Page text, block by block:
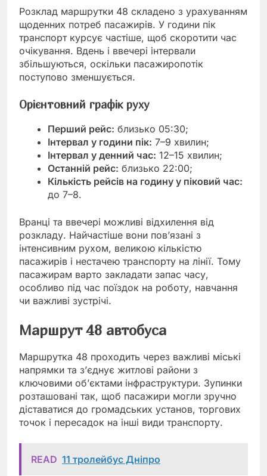
Розклад маршрутки 48 складено з урахуванням
щоденних потреб пасажирів. У години пік
транспорт курсує частіше, щоб скоротити час
очікування. Вдень і ввечері інтервали
збільшуються, оскільки пасажиропотік
поступово зменшується.
Орієнтовний графік руху
Перший рейс: близько 05:30;
Інтервал у години пік: 7–9 хвилин;
Інтервал у денний час: 12–15 хвилин;
Останній рейс: близько 22:00;
Кількість рейсів на годину у піковий час:
до 7–8.
Вранці та ввечері можливі відхилення від
розкладу. Найчастіше вони пов’язані з
інтенсивним рухом, великою кількістю
пасажирів і нестачею транспорту на лінії. Тому
пасажирам варто закладати запас часу,
особливо під час поїздок на роботу, навчання
чи важливі зустрічі.
Маршрут 48 автобуса
Маршрутка 48 проходить через важливі міські
напрямки та з’єднує житлові райони з
ключовими об’єктами інфраструктури. Зупинки
розташовані так, щоб пасажири могли зручно
діставатися до громадських установ, торгових
точок і пересадок на інші види транспорту.
READ 11 тролейбус Дніпро